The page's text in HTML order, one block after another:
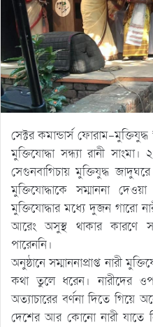
সেক্টর কমান্ডার্স ফোরাম-
মুক্তিযোদ্ধা সন্ধ্যা রানী
সেগুনবাগিচায় মুক্তিযুদ্ধ
মুক্তিযোদ্ধাকে সম্মাননা
মুক্তিযোদ্ধার মধ্যে দুজন গারো
আরেং অসুস্থ থাকার কারণে
পারেননি।
অনুষ্ঠানে সম্মাননাপ্রাপ্ত নারী
কথা তুলে ধরেন। নারীদের
অত্যাচারের বর্ণনা দিতে গিয়ে
দেশের আর কোনো নারী যাতে